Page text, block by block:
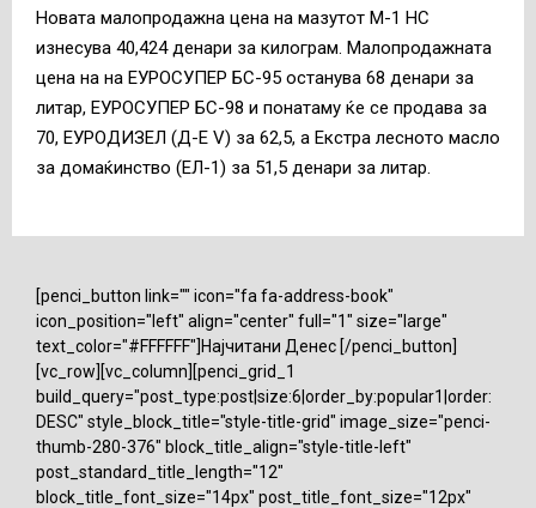
Новата малопродажна цена на мазутот М-1 НС
изнесува 40,424 денари за килограм. Малопродажната
цена на на ЕУРОСУПЕР БС-95 останува 68 денари за
литар, ЕУРОСУПЕР БС-98 и понатаму ќе се продава за
70, ЕУРОДИЗЕЛ (Д-Е V) за 62,5, а Екстра лесното масло
за домаќинство (ЕЛ-1) за 51,5 денари за литар.
[penci_button link="" icon="fa fa-address-book"
icon_position="left" align="center" full="1" size="large"
text_color="#FFFFFF"]Најчитани Денес [/penci_button]
[vc_row][vc_column][penci_grid_1
build_query="post_type:post|size:6|order_by:popular1|order:
DESC" style_block_title="style-title-grid" image_size="penci-
thumb-280-376" block_title_align="style-title-left"
post_standard_title_length="12"
block_title_font_size="14px" post_title_font_size="12px"